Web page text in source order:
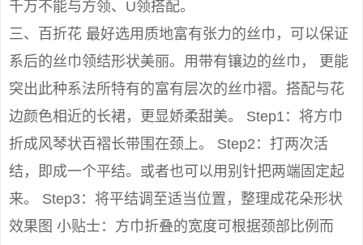
千万不能与方领、U领搭配。
三、百折花 最好选用质地富有张力的丝巾，可以保证
系后的丝巾领结形状美丽。用带有镶边的丝巾， 更能
突出此种系法所特有的富有层次的丝巾褶。搭配与花
边颜色相近的长裙，更显娇柔甜美。 Step1：将方巾
折成风琴状百褶长带围在颈上。 Step2：打两次活
结，即成一个平结。或者也可以用别针把两端固定起
来。 Step3：将平结调至适当位置，整理成花朵形状
效果图 小贴士：方巾折叠的宽度可根据颈部比例而